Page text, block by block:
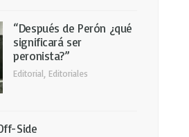
“Después de Perón ¿qué
significará ser
peronista?”
Editorial Editoriales
Side